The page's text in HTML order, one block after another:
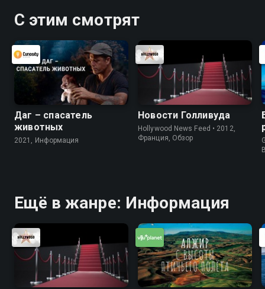
С этим смотрят
Даг – спасатель
животных
2021, Информация
Новости Голливуда
Hollywood News Feed • 2012,
Франция, Обзор
Ещё в жанре: Информация